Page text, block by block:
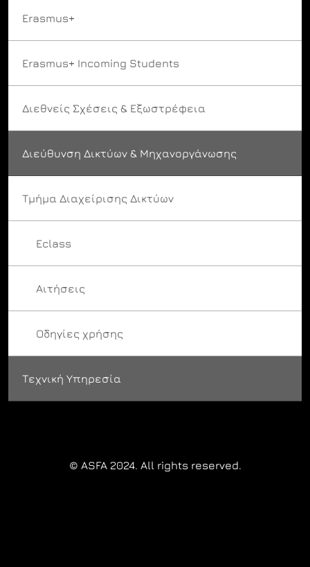
Erasmus+
Erasmus+ Incoming Students
Διεθνείς Σχέσεις & Εξωστρέφεια
Διεύθυνση Δικτύων & Μηχανοργάνωσης
Τμήμα Διαχείρισης Δικτύων
Eclass
Αιτήσεις
Οδηγίες χρήσης
Τεχνική Υπηρεσία
© ASFA 2024. All rights reserved.